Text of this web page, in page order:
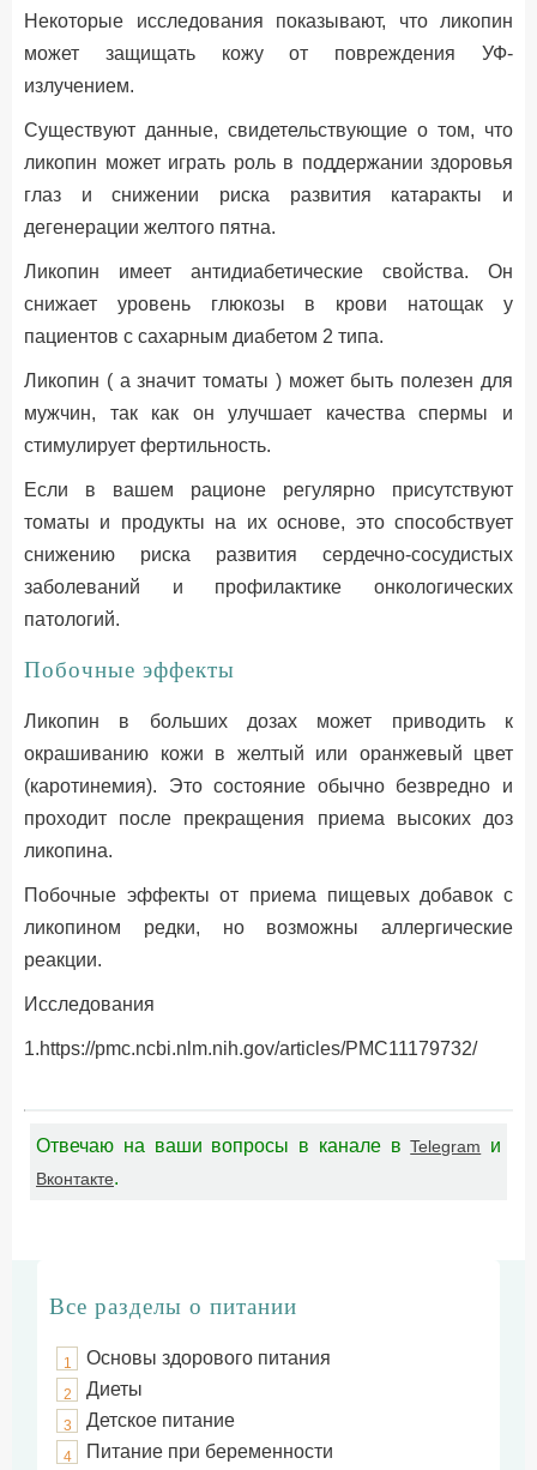
Некоторые исследования показывают, что ликопин
может защищать кожу от повреждения УФ-
излучением.
Существуют данные, свидетельствующие о том, что
ликопин может играть роль в поддержании здоровья
глаз и снижении риска развития катаракты и
дегенерации желтого пятна.
Ликопин имеет антидиабетические свойства. Он
снижает уровень глюкозы в крови натощак у
пациентов с сахарным диабетом 2 типа.
Ликопин ( а значит томаты ) может быть полезен для
мужчин, так как он улучшает качества спермы и
стимулирует фертильность.
Если в вашем рационе регулярно присутствуют
томаты и продукты на их основе, это способствует
снижению риска развития сердечно-сосудистых
заболеваний и профилактике онкологических
патологий.
Побочные эффекты
Ликопин в больших дозах может приводить к
окрашиванию кожи в желтый или оранжевый цвет
(каротинемия). Это состояние обычно безвредно и
проходит после прекращения приема высоких доз
ликопина.
Побочные эффекты от приема пищевых добавок с
ликопином редки, но возможны аллергические
реакции.
Исследования
1.https://pmc.ncbi.nlm.nih.gov/articles/PMC11179732/
Отвечаю на ваши вопросы в канале вTelegram и
Вконтакте.
Все разделы о питании
1 Основы здорового питания
2 Диеты
3 Детское питание
4 Питание при беременности